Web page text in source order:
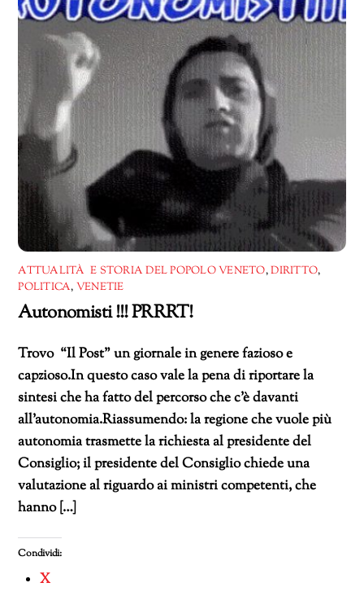
ATTUALITÀ E STORIA DEL POPOLO VENETO,DIRITTO,
POLITICA, VENETIE
Autonomisti !!! PRRRT!
Trovo “Il Post” un giornale in genere fazioso e
capzioso.In questo caso vale la pena di riportare la
sintesi che ha fatto del percorso che c’è davanti
all’autonomia.Riassumendo: la regione che vuole più
autonomia trasmette la richiesta al presidente del
Consiglio; il presidente del Consiglio chiede una
valutazione al riguardo ai ministri competenti, che
hanno […]
Condividi:
X